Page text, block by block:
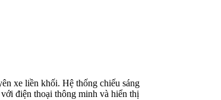
xe liền khối. Hệ thống chiếu sáng
điện thoại thông minh và hiển thị